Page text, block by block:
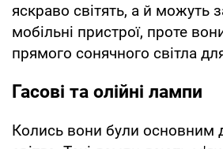
яскраво світять, а й можуть
мобільні пристрої, проте
прямого сонячного світла
Гасові та олійні лампи
Колись вони були основним